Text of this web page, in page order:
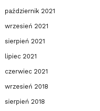
październik 2021
wrzesień 2021
sierpień 2021
lipiec 2021
czerwiec 2021
wrzesień 2018
sierpień 2018